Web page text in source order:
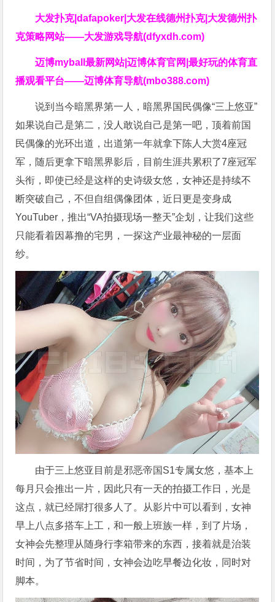
大发扑克|dafapoker|大发在线德州扑克|大发德州扑
克策略网站——大发游戏导航(dfyxdh.com)
迈博myball最新网站|迈博体育官网|最好玩的体育直
播观看平台——迈博体育导航(mbo388.com)
说到当今暗黑界第一人，暗黑界国民偶像“三上悠亚”
如果说自己是第二，没人敢说自己是第一吧，顶着前国
民偶像的光环出道，出道第一年就拿下陈人大赏4座冠
军，随后更拿下暗黑界影后，目前生涯共累积了7座冠军
头衔，即使已经是这样的史诗级女悠，女神还是持续不
断突破自己，不但自组偶像团体，近日更是变身成
YouTuber，推出“VA拍摄现场一整天”企划，让我们这些
只能看着因幕撸的宅男，一探这产业最神秘的一层面
纱。
由于三上悠亚目前是邪恶帝国S1专属女悠，基本上
每月只会推出一片，因此只有一天的拍摄工作日，光是
这点，就已经屌打很多人了。从影片中可以看到，女神
早上八点多搭车上工，和一般上班族一样，到了片场，
女神会先整理从随身行李箱带来的东西，接着就是治装
时间，为了节省时间，女神会边吃早餐边化妆，同时对
脚本。